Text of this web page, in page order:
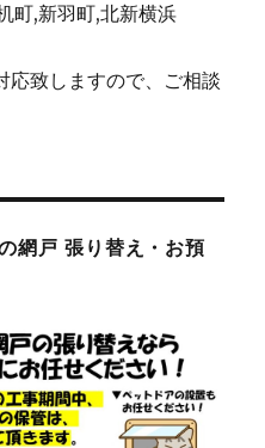
町,新羽町,北新横浜
応致しますので、ご相談
網戸 張り替え・お預